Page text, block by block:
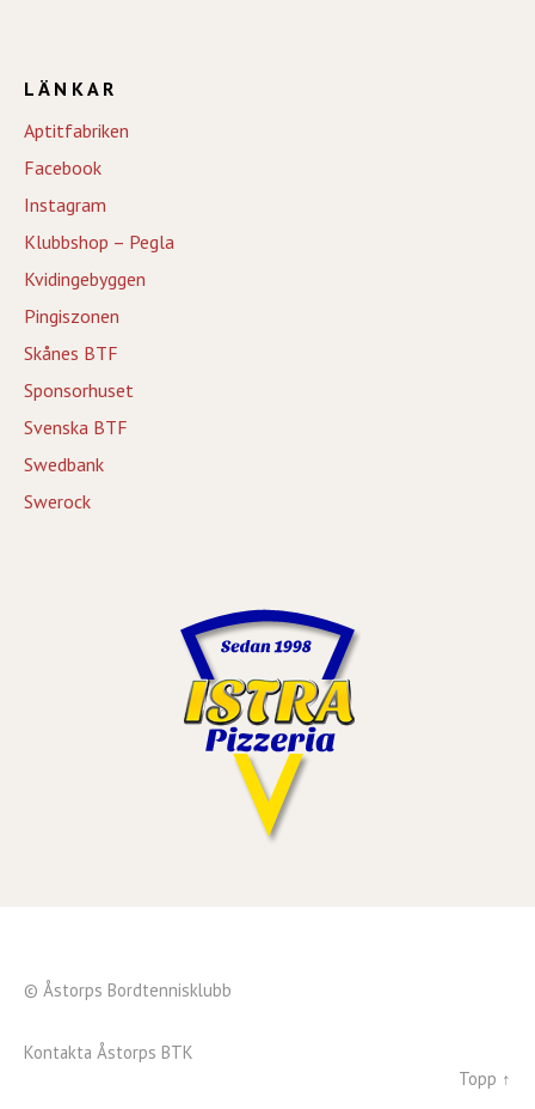
LÄNKAR
Aptitfabriken
Facebook
Instagram
Klubbshop – Pegla
Kvidingebyggen
Pingiszonen
Skånes BTF
Sponsorhuset
Svenska BTF
Swedbank
Swerock
© Åstorps Bordtennisklubb
Kontakta Åstorps BTK
Topp ↑